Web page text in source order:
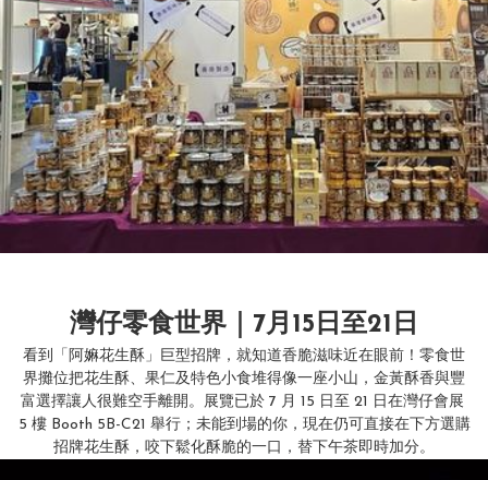
灣仔零食世界｜7月15日至21日
看到「阿嫲花生酥」巨型招牌，就知道香脆滋味近在眼前！零食世
界攤位把花生酥、果仁及特色小食堆得像一座小山，金黃酥香與豐
富選擇讓人很難空手離開。展覽已於 7 月 15 日至 21 日在灣仔會展
5 樓 Booth 5B-C21 舉行；未能到場的你，現在仍可直接在下方選購
招牌花生酥，咬下鬆化酥脆的一口，替下午茶即時加分。